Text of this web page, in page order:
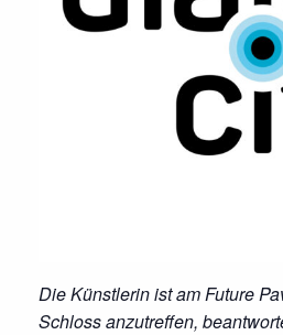
Die Künstlerin ist am Future
Schloss anzutreffen,